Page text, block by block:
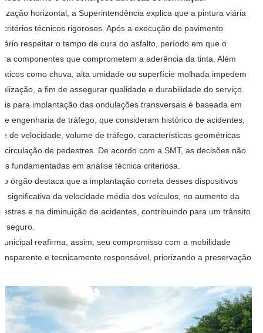
horizontal, a Superintendência explica que a pintura viária
técnicos rigorosos. Após a execução do pavimento
respeitar o tempo de cura do asfalto, período em que o
componentes que comprometem a aderência da tinta. Além
como chuva, alta umidade ou superfície molhada impedem
a fim de assegurar qualidade e durabilidade do serviço.
para implantação das ondulações transversais é baseada em
engenharia de tráfego, que consideram histórico de acidentes,
de velocidade, volume de tráfego, características geométricas
circulação de pedestres. De acordo com a SMT, as decisões não
fundamentadas em análise técnica criteriosa.
órgão destaca que a implantação correta desses dispositivos
significativa da velocidade média dos veículos, no aumento da
e na diminuição de acidentes, contribuindo para um trânsito
seguro.
reafirma, assim, seu compromisso com a mobilidade
e tecnicamente responsável, priorizando a preservação